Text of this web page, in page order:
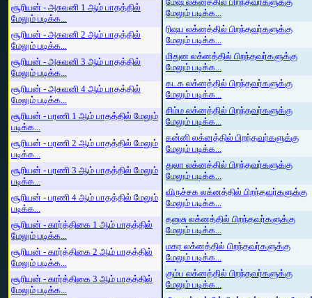
சூரியன் - அசுவனி 1 ஆம் பாதத்தில்
மேலும் படிக்க...
சூரியன் - அசுவனி 2 ஆம் பாதத்தில்
மேலும் படிக்க...
சூரியன் - அசுவனி 3 ஆம் பாதத்தில்
மேலும் படிக்க...
சூரியன் - அசுவனி 4 ஆம் பாதத்தில்
மேலும் படிக்க...
சூரியன் - பரணி 1 ஆம் பாதத்தில் மேலும்
படிக்க...
சூரியன் - பரணி 2 ஆம் பாதத்தில் மேலும்
படிக்க...
சூரியன் - பரணி 3 ஆம் பாதத்தில் மேலும்
படிக்க...
சூரியன் - பரணி 4 ஆம் பாதத்தில் மேலும்
படிக்க...
சூரியன் - கார்த்திகை 1 ஆம் பாதத்தில்
மேலும் படிக்க...
சூரியன் - கார்த்திகை 2 ஆம் பாதத்தில்
மேலும் படிக்க...
சூரியன் - கார்த்திகை 3 ஆம் பாதத்தில்
மேலும் படிக்க...
மேலும் படிக்க...
ரிஷப லக்னத்தில் பிறந்தவர்களுக்கு
மேலும் படிக்க...
மிதுன லக்னத்தில் பிறந்தவர்களுக்கு
மேலும் படிக்க...
கடக லக்னத்தில் பிறந்தவர்களுக்கு
மேலும் படிக்க...
சிம்ம லக்னத்தில் பிறந்தவர்களுக்கு
மேலும் படிக்க...
கன்னி லக்னத்தில் பிறந்தவர்களுக்கு
மேலும் படிக்க...
துலா லக்னத்தில் பிறந்தவர்களுக்கு
மேலும் படிக்க...
விருச்சக லக்னத்தில் பிறந்தவர்களுக்கு
மேலும் படிக்க...
தனுசு லக்னத்தில் பிறந்தவர்களுக்கு
மேலும் படிக்க...
மகர லக்னத்தில் பிறந்தவர்களுக்கு
மேலும் படிக்க...
கும்ப லக்னத்தில் பிறந்தவர்களுக்கு
மேலும் படிக்க...